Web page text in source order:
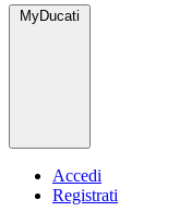
MyDucati
Accedi
Registrati